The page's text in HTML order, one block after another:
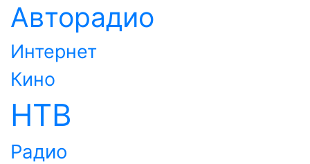
Авторадио
Интернет
Кино
НТВ
Радио